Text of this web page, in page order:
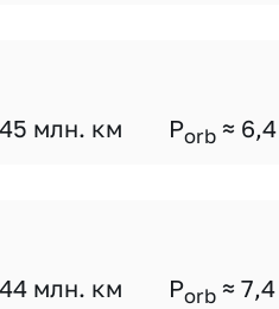
млн. км Porb ≈ 6,4
млн. км Porb ≈ 7,4